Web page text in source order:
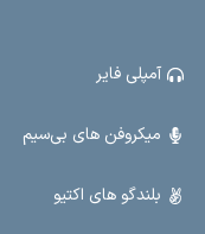
آمپلی فایر
میکروفن های بی‌سیم
بلندگو های اکتیو